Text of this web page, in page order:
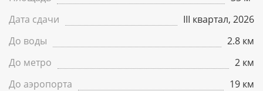
Дата сдачи
III квартал, 2026
До воды
2.8 км
До метро
2 км
До аэропорта
19 км